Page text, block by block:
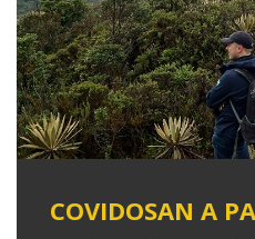
COVIDOSAN A